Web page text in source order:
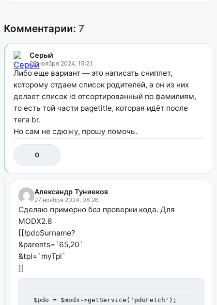
Комментарии: 7
Серый
26 ноября 2024, 15:21
Либо еще вариант — это написать сниппет,
которому отдаем список родителей, а он из них
делает список id отсортированный по фамилиям,
то есть той части pagetitle, которая идёт после
тега br.
Но сам не сдюжу, прошу помочь.
0
Александр Туниеков
27 ноября 2024, 08:26
Сделаю примерно без проверки кода. Для
MODX2.8
[[!pdoSurname?
&parents=`65,20`
&tpl=`myTpl`
]]
$pdo = $modx->getService('pdoFetch');